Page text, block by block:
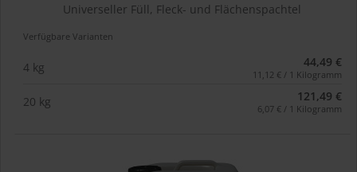
Universeller Füll, Fleck- und Flächenspachtel
Verfügbare Varianten
4 kg 44,49 €
11,12 € / 1 Kilogramm
20 kg 121,49 €
6,07 € / 1 Kilogramm